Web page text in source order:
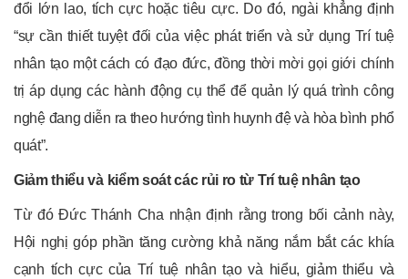
đổi lớn lao, tích cực hoặc tiêu cực. Do đó, ngài khẳng định
“sự cần thiết tuyệt đối của việc phát triển và sử dụng Trí tuệ
nhân tạo một cách có đạo đức, đồng thời mời gọi giới chính
trị áp dụng các hành động cụ thể để quản lý quá trình công
nghệ đang diễn ra theo hướng tình huynh đệ và hòa bình phổ
quát”.
Giảm thiểu và kiểm soát các rủi ro từ Trí tuệ nhân tạo
Từ đó Đức Thánh Cha nhận định rằng trong bối cảnh này,
Hội nghị góp phần tăng cường khả năng nắm bắt các khía
cạnh tích cực của Trí tuệ nhân tạo và hiểu, giảm thiểu và